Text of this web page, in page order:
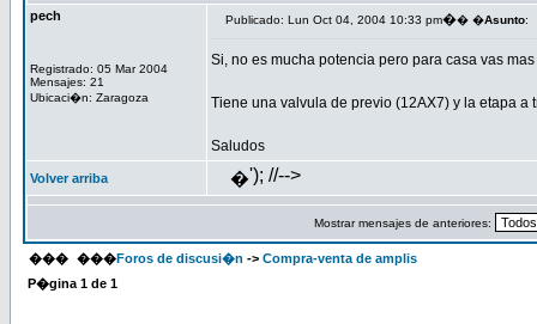
pech
Registrado: 05 Mar 2004
Mensajes: 21
Ubicaci�n: Zaragoza
Publicado: Lun Oct 04, 2004 10:33 pm�� �Asunto:
Si, no es mucha potencia pero para casa vas
Tiene una valvula de previo (12AX7) y la etapa a
Saludos
Volver arriba �'); //-->
Mostrar mensajes de anteriores:
��� ���Foros de discusi�n -> Compra-venta de amplis
P�gina 1 de 1